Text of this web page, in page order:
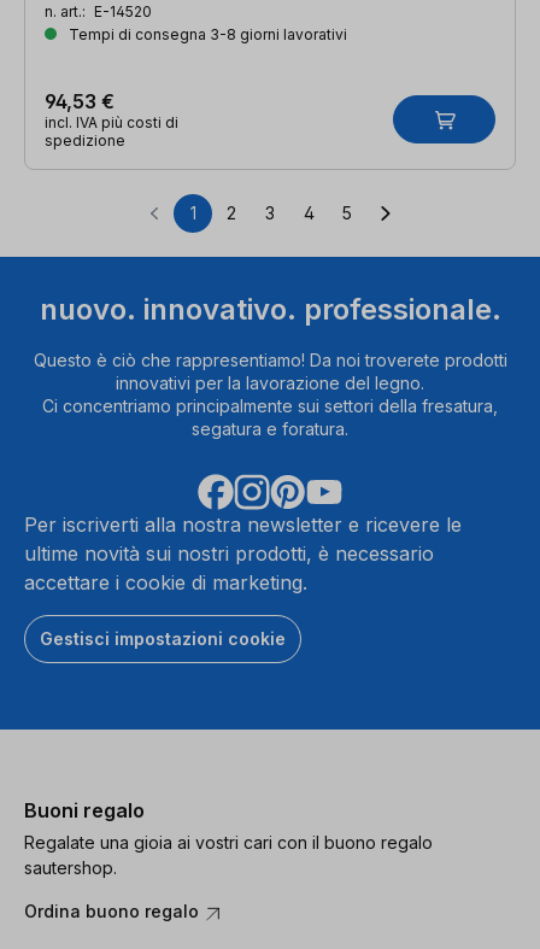
n. art.: E-14520
Tempi di consegna 3-8 giorni lavorativi
94,53 €
incl. IVA più costi di
spedizione
Pagina
1 Pagina
2 Pagina
3 Pagina
4 Pagina
5
nuovo. innovativo. professionale.
Questo è ciò che rappresentiamo! Da noi troverete prodotti
innovativi per la lavorazione del legno.
Ci concentriamo principalmente sui settori della fresatura,
segatura e foratura.
Per iscriverti alla nostra newsletter e ricevere le
ultime novità sui nostri prodotti, è necessario
accettare i cookie di marketing.
Gestisci impostazioni cookie
Buoni regalo
Regalate una gioia ai vostri cari con il buono regalo
sautershop.
Ordina buono regalo